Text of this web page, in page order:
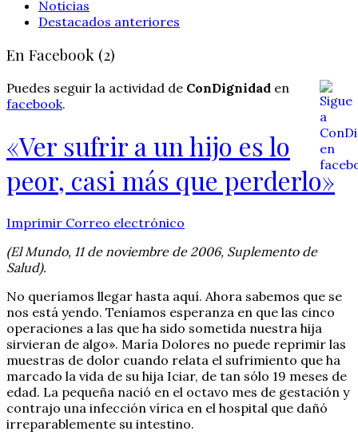
Noticias
Destacados anteriores
En Facebook (2)
Puedes seguir la actividad de ConDignidad en
facebook.
«Ver sufrir a un hijo es lo
peor, casi más que perderlo»
Imprimir Correo electrónico
(El Mundo, 11 de noviembre de 2006, Suplemento de
Salud).
No queríamos llegar hasta aquí. Ahora sabemos que se
nos está yendo. Teníamos esperanza en que las cinco
operaciones a las que ha sido sometida nuestra hija
sirvieran de algo». María Dolores no puede reprimir las
muestras de dolor cuando relata el sufrimiento que ha
marcado la vida de su hija Iciar, de tan sólo 19 meses de
edad. La pequeña nació en el octavo mes de gestación y
contrajo una infección vírica en el hospital que dañó
irreparablemente su intestino.